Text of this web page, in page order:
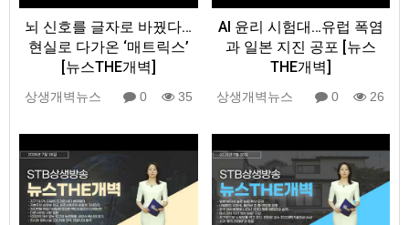
뇌 신호를 글자로 바꿨다…
현실로 다가온 ‘매트릭스’
[뉴스THE개벽]
상생개벽뉴스 0 35
AI 윤리 시험대…유럽 폭염
과 일본 지진 공포 [뉴스
THE개벽]
상생개벽뉴스 0 26